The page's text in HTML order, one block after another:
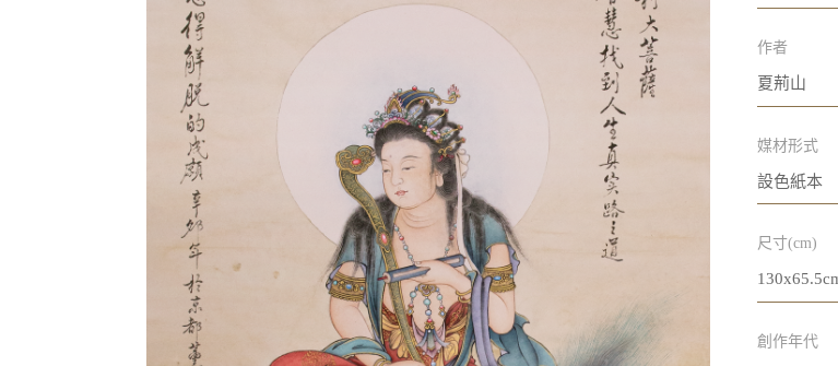
作者
夏荊山
媒材形式
設色紙本
尺寸(cm)
創作年代